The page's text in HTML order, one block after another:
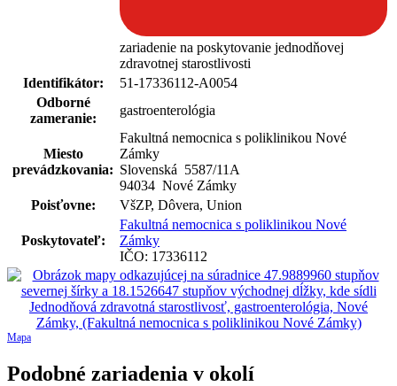
zariadenie na poskytovanie jednodňovej
zdravotnej starostlivosti
Identifikátor:
51-17336112-A0054
Odborné
zameranie:
gastroenterológia
Miesto
prevádzkovania:
Fakultná nemocnica s poliklinikou Nové
Zámky
Slovenská 5587/11A
94034 Nové Zámky
Poisťovne:
VšZP, Dôvera, Union
Poskytovateľ:
Fakultná nemocnica s poliklinikou Nové
Zámky
IČO: 17336112
Mapa
Podobné zariadenia v okolí